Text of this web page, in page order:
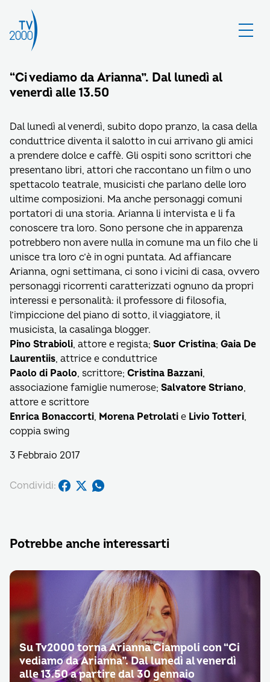
“Ci vediamo da Arianna”. Dal lunedì al
venerdì alle 13.50
Dal lunedì al venerdì, subito dopo pranzo, la casa della
conduttrice diventa il salotto in cui arrivano gli amici
a prendere dolce e caffè. Gli ospiti sono scrittori che
presentano libri, attori che raccontano un film o uno
spettacolo teatrale, musicisti che parlano delle loro
ultime composizioni. Ma anche personaggi comuni
portatori di una storia. Arianna li intervista e li fa
conoscere tra loro. Sono persone che in apparenza
potrebbero non avere nulla in comune ma un filo che li
unisce tra loro c’è in ogni puntata. Ad affiancare
Arianna, ogni settimana, ci sono i vicini di casa, ovvero
personaggi ricorrenti caratterizzati ognuno da propri
interessi e personalità: il professore di filosofia,
l’impiccione del piano di sotto, il viaggiatore, il
musicista, la casalinga blogger.
Pino Strabioli, attore e regista; Suor Cristina; Gaia De
Laurentiis, attrice e conduttrice
Paolo di Paolo, scrittore; Cristina Bazzani,
associazione famiglie numerose; Salvatore Striano,
attore e scrittore
Enrica Bonaccorti, Morena Petrolati e Livio Totteri,
coppia swing
3 Febbraio 2017
Condividi:
Potrebbe anche interessarti
Su Tv2000 torna Arianna Ciampoli con “Ci
vediamo da Arianna”. Dal lunedì al venerdì
alle 13.50 a partire dal 30 gennaio